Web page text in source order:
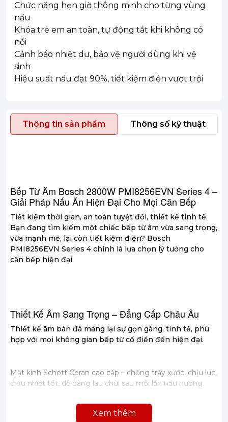
Chức năng hẹn giờ thông minh cho từng vùng
nấu
Khóa trẻ em an toàn, tự động tắt khi không có
nồi
Cảnh báo nhiệt dư, bảo vệ người dùng khi vệ
sinh
Hiệu suất nấu đạt 90%, tiết kiệm điện vượt trội
Thông tin sản phẩm Thông số kỹ thuật
Bếp Từ Âm Bosch 2800W PMI8256EVN Series 4 –
Giải Pháp Nấu Ăn Hiện Đại Cho Mọi Căn Bếp
Tiết kiệm thời gian, an toàn tuyệt đối, thiết kế tinh tế.
Bạn đang tìm kiếm một chiếc bếp từ âm vừa sang trọng,
vừa mạnh mẽ, lại còn tiết kiệm điện? Bosch
PMI8256EVN Series 4 chính là lựa chọn lý tưởng cho
căn bếp hiện đại.
Thiết Kế Âm Sang Trọng – Đẳng Cấp Châu Âu
Thiết kế âm bàn đá mang lại sự gọn gàng, tinh tế, phù
hợp với mọi không gian bếp từ cổ điển đến hiện đại.
Mặt kính Schott Ceran cao cấp – chống trầy xước, chịu lực,
chịu nhiệt tốt, dễ dàng lau chùi sau mỗi lần nấu nướng.
Xem thêm